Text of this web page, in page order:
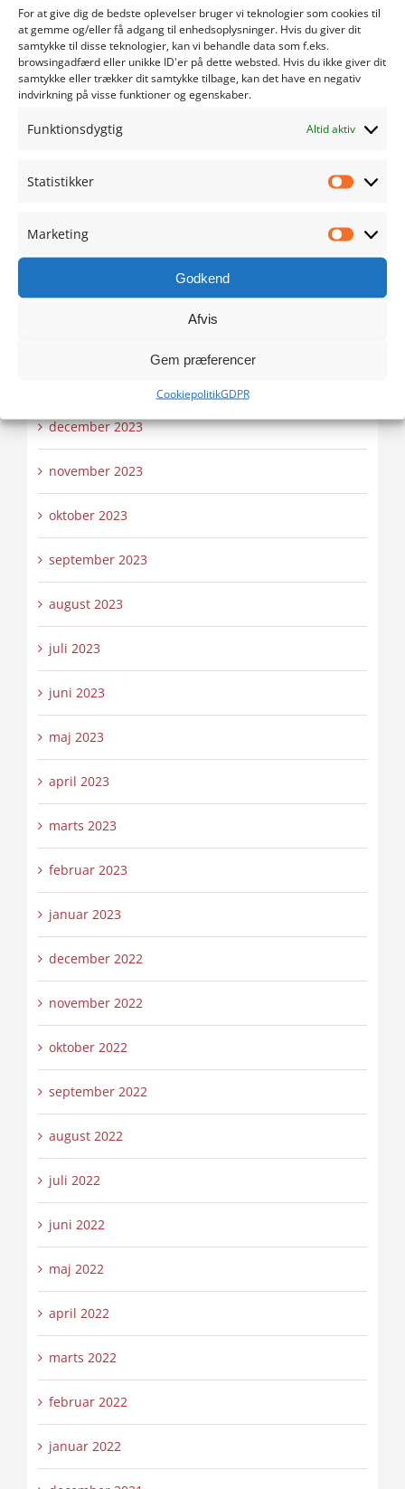
For at give dig de bedste oplevelser bruger vi teknologier som cookies til
at gemme og/eller få adgang til enhedsoplysninger. Hvis du giver dit
samtykke til disse teknologier, kan vi behandle data som f.eks.
browsingadfærd eller unikke ID'er på dette websted. Hvis du ikke giver dit
samtykke eller trækker dit samtykke tilbage, kan det have en negativ
indvirkning på visse funktioner og egenskaber.
Funktionsdygtig Altid aktiv
Statistikker
Marketing
Godkend
Afvis
Gem præferencer
CookiepolitikGDPR
september 2024
august 2024
december 2023
november 2023
oktober 2023
september 2023
august 2023
juli 2023
juni 2023
maj 2023
april 2023
marts 2023
februar 2023
januar 2023
december 2022
november 2022
oktober 2022
september 2022
august 2022
juli 2022
juni 2022
maj 2022
april 2022
marts 2022
februar 2022
januar 2022